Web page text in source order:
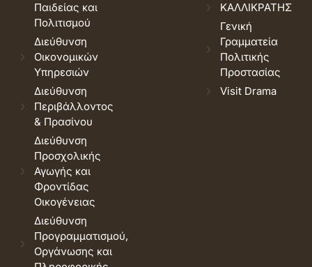
Παιδείας και
Πολιτισμού
Διεύθυνση
Οικονομικών
Υπηρεσιών
Διεύθυνση
Περιβάλλοντος
& Πρασίνου
Διεύθυνση
Προσχολικής
Αγωγής και
Φροντίδας
Οικογένειας
Διεύθυνση
Προγραμματισμού,
Οργάνωσης και
ΚΑΛΛΙΚΡΑΤΗΣ
Γενική
Γραμματεία
Πολιτικής
Προστασίας
Visit Drama